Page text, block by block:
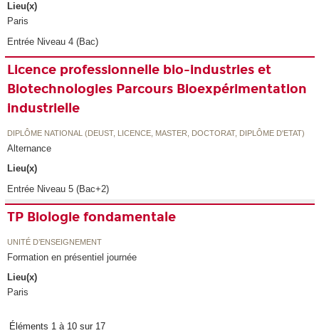
Lieu(x)
Paris
Entrée Niveau 4 (Bac)
Licence professionnelle bio-industries et
Biotechnologies Parcours Bioexpérimentation
industrielle
DIPLÔME NATIONAL (DEUST, LICENCE, MASTER, DOCTORAT, DIPLÔME D'ETAT)
Alternance
Lieu(x)
Entrée Niveau 5 (Bac+2)
TP Biologie fondamentale
UNITÉ D’ENSEIGNEMENT
Formation en présentiel journée
Lieu(x)
Paris
Éléments 1 à 10 sur 17